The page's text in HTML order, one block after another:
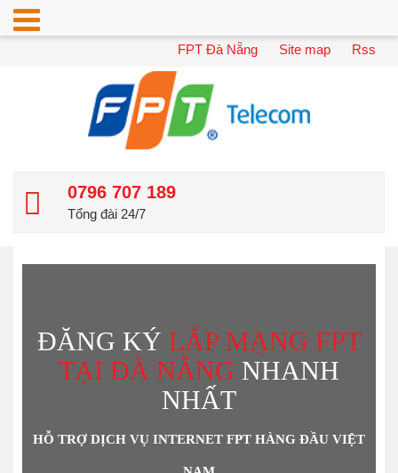
FPT Đà Nẵng Site map Rss
0796 707 189
Tổng đài 24/7
ĐĂNG KÝ LẮP MẠNG FPT
TẠI ĐÀ NẴNG NHANH
NHẤT
HỖ TRỢ DỊCH VỤ INTERNET FPT HÀNG ĐẦU VIỆT